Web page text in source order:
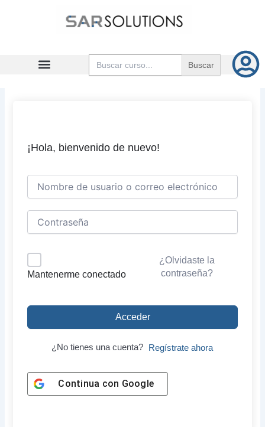
Buscar:
¡Hola, bienvenido de nuevo!
Mantenerme conectado
¿Olvidaste la
contraseña?
Acceder
¿No tienes una cuenta? Regístrate ahora
Continua con Google